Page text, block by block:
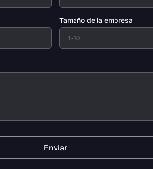
Tamaño de la empresa
Enviar